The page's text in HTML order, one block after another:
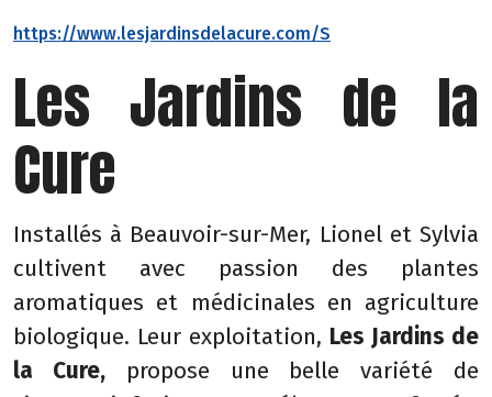
https://www.lesjardinsdelacure.com/S
Les Jardins de la
Cure
Installés à Beauvoir-sur-Mer, Lionel et Sylvia
cultivent avec passion des plantes
aromatiques et médicinales en agriculture
biologique. Leur exploitation, Les Jardins de
la Cure,propose une belle variété de